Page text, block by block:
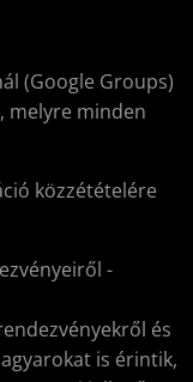
(Google Groups)
melyre minden
közzétételére
-
és
is érintik,